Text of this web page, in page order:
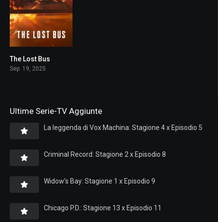
The Lost Bus
Sep. 19, 2025
Ultime Serie-TV Aggiunte
La leggenda di Vox Machina: Stagione 4 x Episodio 5
Criminal Record: Stagione 2 x Episodio 8
Widow’s Bay: Stagione 1 x Episodio 9
Chicago P.D.: Stagione 13 x Episodio 11